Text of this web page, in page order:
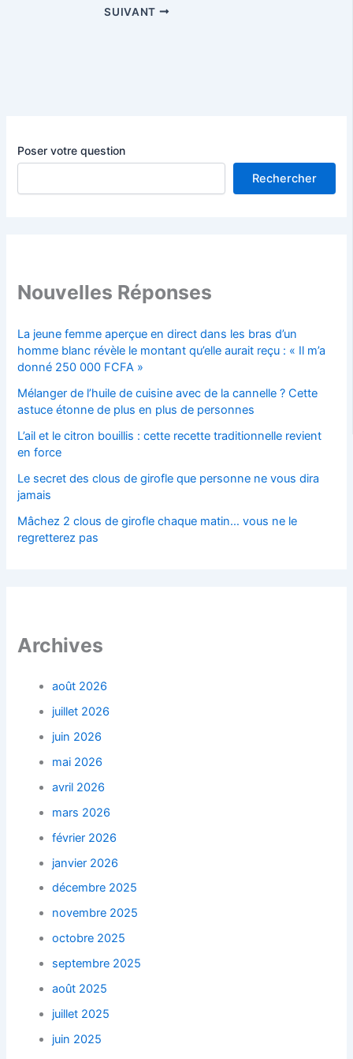
Poser votre question
Rechercher
Nouvelles Réponses
La jeune femme aperçue en direct dans les bras d’un
homme blanc révèle le montant qu’elle aurait reçu : « Il m’a
donné 250 000 FCFA »
Mélanger de l’huile de cuisine avec de la cannelle ? Cette
astuce étonne de plus en plus de personnes
L’ail et le citron bouillis : cette recette traditionnelle revient
en force
Le secret des clous de girofle que personne ne vous dira
jamais
Mâchez 2 clous de girofle chaque matin… vous ne le
regretterez pas
Archives
août 2026
juillet 2026
juin 2026
mai 2026
avril 2026
mars 2026
février 2026
janvier 2026
décembre 2025
novembre 2025
octobre 2025
septembre 2025
août 2025
juillet 2025
juin 2025
SUIVANT